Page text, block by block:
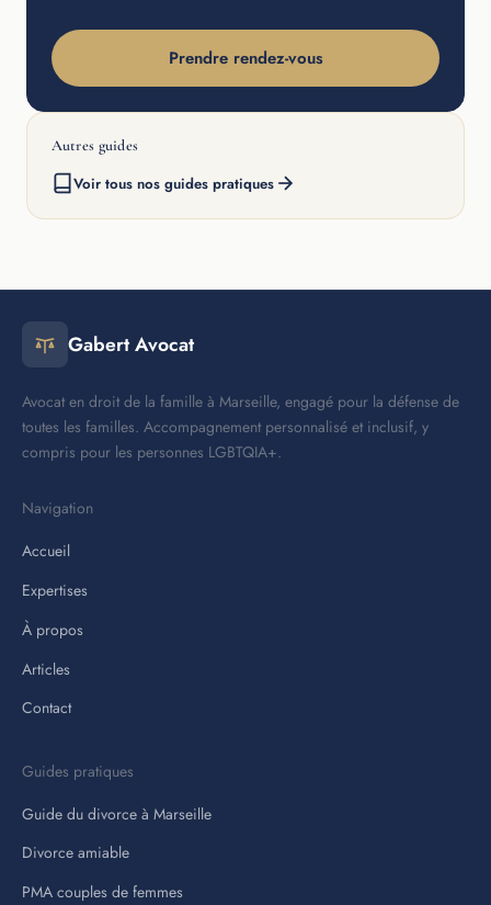
Prendre rendez-vous
Autres guides
Voir tous nos guides pratiques
Gabert Avocat
Avocat en droit de la famille à Marseille, engagé pour la défense de
toutes les familles. Accompagnement personnalisé et inclusif, y
compris pour les personnes LGBTQIA+.
Navigation
Accueil
Expertises
À propos
Articles
Contact
Guides pratiques
Guide du divorce à Marseille
Divorce amiable
PMA couples de femmes